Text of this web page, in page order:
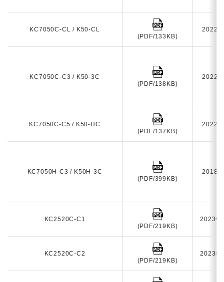
KC7050C-CL / K50-CL
(PDF/133KB)
2022
KC7050C-C3 / K50-3C
(PDF/138KB)
2022
KC7050C-C5 / K50-HC
(PDF/137KB)
2022
KC7050H-C3 / K50H-3C
(PDF/399KB)
2018
KC2520C-C1
(PDF/219KB)
2023年
KC2520C-C2
(PDF/219KB)
2023年